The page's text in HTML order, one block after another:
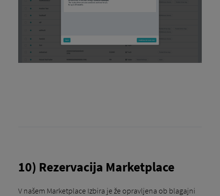
10) Rezervacija Marketplace
V našem Marketplace Izbira je že opravljena ob blagajni